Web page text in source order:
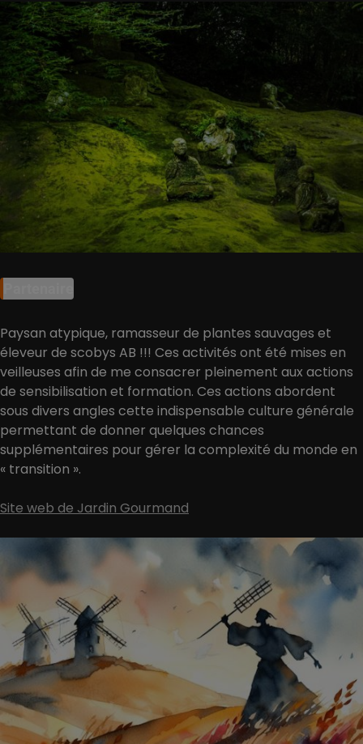
Paysan atypique, ramasseur de plantes sauvages et
éleveur de scobys AB !!! Ces activités ont été mises en
veilleuses afin de me consacrer pleinement aux actions
de sensibilisation et formation. Ces actions abordent
sous divers angles cette indispensable culture générale
permettant de donner quelques chances
supplémentaires pour gérer la complexité du monde en
« transition ».
Site web de Jardin Gourmand